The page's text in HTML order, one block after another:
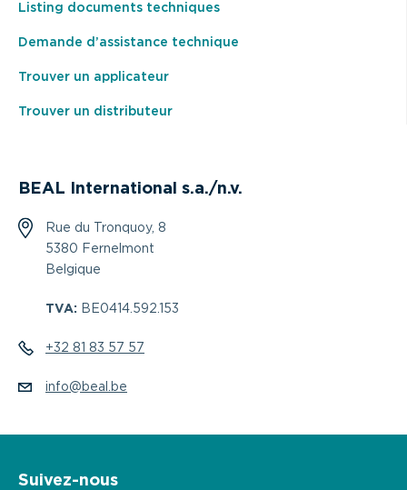
Listing documents techniques
Demande d’assistance technique
Trouver un applicateur
Trouver un distributeur
BEAL International s.a./n.v.
Rue du Tronquoy, 8
5380 Fernelmont
Belgique
TVA: BE0414.592.153
+32 81 83 57 57
info@beal.be
Suivez-nous